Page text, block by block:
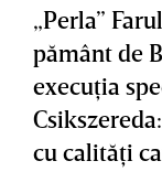
„Perla”
pământ de
execuţia
cu calităţi